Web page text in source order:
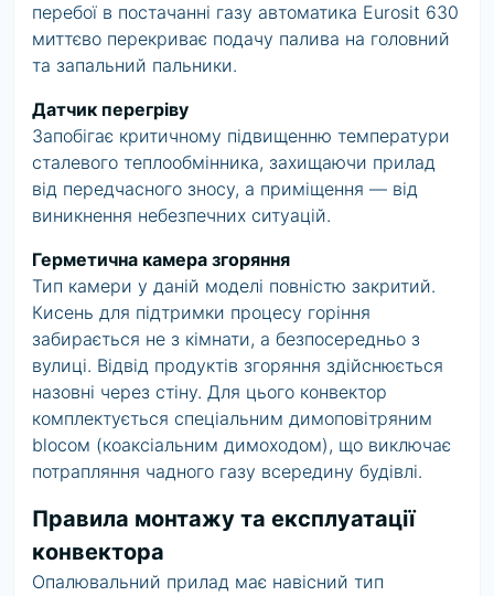
перебої в постачанні газу автоматика Eurosit 630
миттєво перекриває подачу палива на головний
та запальний пальники.
Датчик перегріву
Запобігає критичному підвищенню температури
сталевого теплообмінника, захищаючи прилад
від передчасного зносу, а приміщення — від
виникнення небезпечних ситуацій.
Герметична камера згоряння
Тип камери у даній моделі повністю закритий.
Кисень для підтримки процесу горіння
забирається не з кімнати, а безпосередньо з
вулиці. Відвід продуктів згоряння здійснюється
назовні через стіну. Для цього конвектор
комплектується спеціальним димоповітряним
blocом (коаксіальним димоходом), що виключає
потрапляння чадного газу всередину будівлі.
Правила монтажу та експлуатації
конвектора
Опалювальний прилад має навісний тип